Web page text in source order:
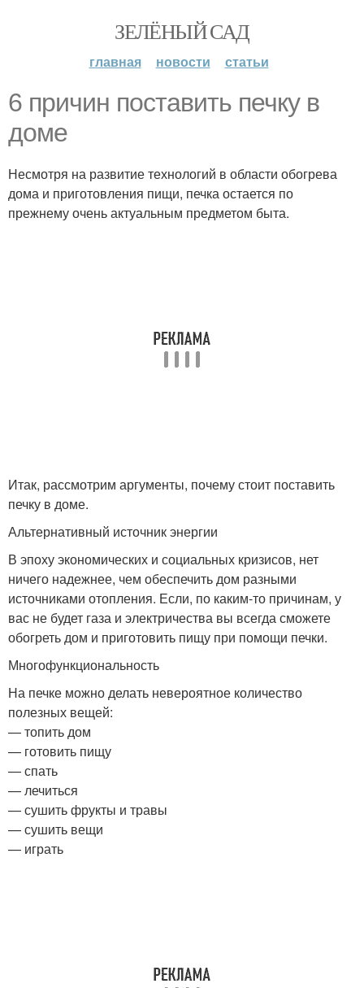
ЗЕЛЁНЫЙ САД
главная новости статьи
6 причин поставить печку в
доме
Несмотря на развитие технологий в области обогрева
дома и приготовления пищи, печка остается по
прежнему очень актуальным предметом быта.
Итак, рассмотрим аргументы, почему стоит поставить
печку в доме.
Альтернативный источник энергии
В эпоху экономических и социальных кризисов, нет
ничего надежнее, чем обеспечить дом разными
источниками отопления. Если, по каким-то причинам, у
вас не будет газа и электричества вы всегда сможете
обогреть дом и приготовить пищу при помощи печки.
Многофункциональность
На печке можно делать невероятное количество
полезных вещей:
— топить дом
— готовить пищу
— спать
— лечиться
— сушить фрукты и травы
— сушить вещи
— играть